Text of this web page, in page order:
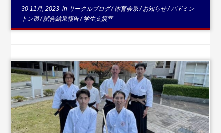
30 11月, 2023 in サークルブログ/体育会系/お知らせ/バドミン
トン部/試合結果報告/学生支援室
...続きを読む